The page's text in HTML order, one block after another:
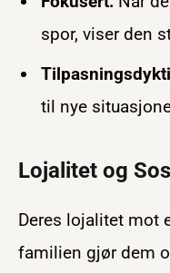
spor, viser den
til nye
Lojalitet og
Deres lojalitet mot
familien gjør dem